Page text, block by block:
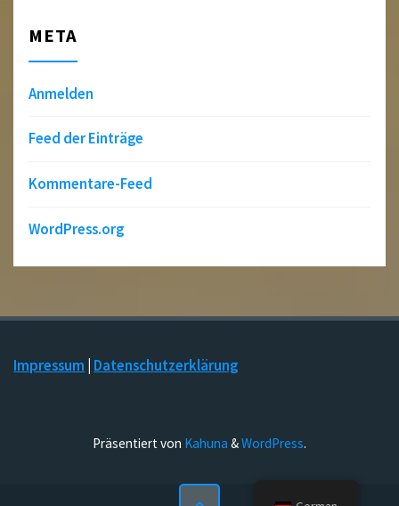
META
Anmelden
Feed der Einträge
Kommentare-Feed
WordPress.org
Impressum | Datenschutzerklärung
Präsentiert von Kahuna &WordPress.